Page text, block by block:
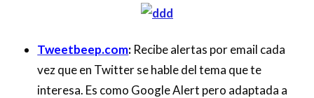
Tweetbeep.com: Recibe alertas por email cada
vez que en Twitter se hable del tema que te
interesa. Es como Google Alert pero adaptada a